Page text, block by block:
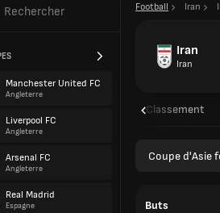
Manchester United FC
Angleterre
Liverpool FC
Angleterre
Arsenal FC
Angleterre
Real Madrid
Espagne
Football Iran
Iran
Iran
Classement
Coupe d'Asie
Buts